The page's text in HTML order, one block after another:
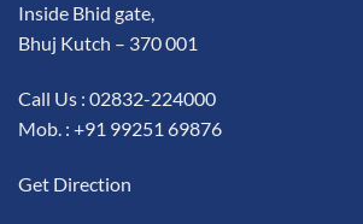
Inside Bhid gate,
Bhuj Kutch – 370 001
Call Us : 02832-224000
Mob. : +91 99251 69876
Get Direction